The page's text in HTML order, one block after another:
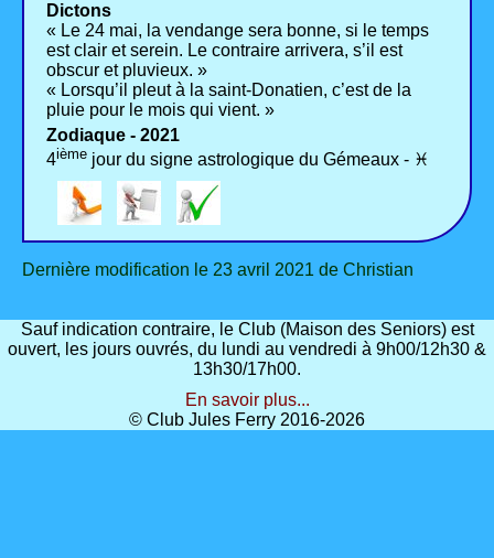
Dictons
« Le 24 mai, la vendange sera bonne, si le temps
est clair et serein. Le contraire arrivera, s’il est
obscur et pluvieux. »
« Lorsqu’il pleut à la saint-Donatien, c’est de la
pluie pour le mois qui vient. »
Zodiaque - 2021
4ième jour du signe astrologique du Gémeaux - ♓
Dernière modification le 23 avril 2021 de Christian
Sauf indication contraire, le Club (Maison des Seniors) est
ouvert, les jours ouvrés, du lundi au vendredi à 9h00/12h30 &
13h30/17h00.
En savoir plus...
© Club Jules Ferry 2016-2026